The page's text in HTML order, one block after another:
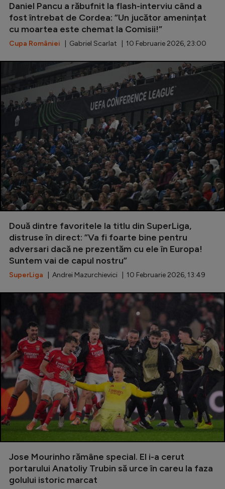
Daniel Pancu a răbufnit la flash-interviu când a
fost întrebat de Cordea: ”Un jucător amenințat
cu moartea este chemat la Comisii!”
Cupa României | Gabriel Scarlat | 10 Februarie 2026, 23:00
Două dintre favoritele la titlu din SuperLiga,
distruse în direct: ”Va fi foarte bine pentru
adversari dacă ne prezentăm cu ele în Europa!
Suntem vai de capul nostru”
SuperLiga | Andrei Mazurchievici | 10 Februarie 2026, 13:49
Jose Mourinho rămâne special. El i-a cerut
portarului Anatoliy Trubin să urce în careu la faza
golului istoric marcat